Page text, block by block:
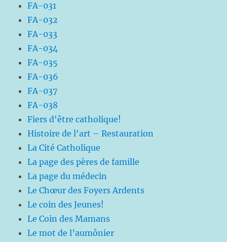
FA-031
FA-032
FA-033
FA-034
FA-035
FA-036
FA-037
FA-038
Fiers d'être catholique!
Histoire de l'art – Restauration
La Cité Catholique
La page des pères de famille
La page du médecin
Le Chœur des Foyers Ardents
Le coin des Jeunes!
Le Coin des Mamans
Le mot de l’aumônier